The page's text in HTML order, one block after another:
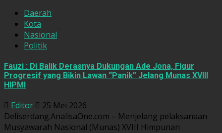
Daerah
Kota
Nasional
Politik
Fauzi : Di Balik Derasnya Dukungan Ade Jona, Figur
Progresif yang Bikin Lawan “Panik” Jelang Munas XVIII
HIPMI
Editor
25 Mei 2026
Deliserdang.AnalisaOne.com – Menjelang pelaksanaan
Musyawarah Nasional (Munas) XVIII Himpunan